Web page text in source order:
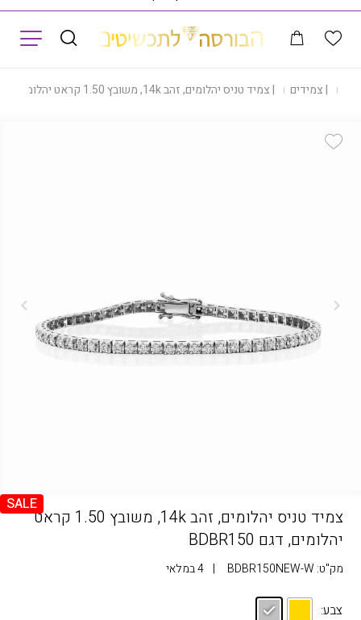
|צמידים |צמיד טניס יהלומים, זהב 14k, משובץ 1.50 קראט יהלומים, דגם BDBR150
SALE
צמיד טניס יהלומים, זהב 14k, משובץ 1.50 קראט
יהלומים, דגם BDBR150
מק"ט: BDBR150NEW-W
| 4 במלאי
צבע: